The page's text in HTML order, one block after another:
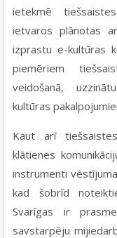
ietekmē
ietvaros plānotas
izprastu e-kultūras
piemēriem
veidošanā,
kultūras
Kaut arī
klātienes
instrumenti
kad šobrīd
Svarīgas ir
savstarpēju